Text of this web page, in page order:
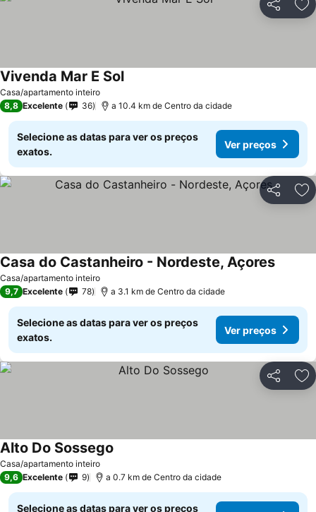
Partilhar
Casa/apartamento inteiro
Vivenda Mar E SolVer preços
8,8 Excelente 36 a 10.4 km de Centro da cidade
Selecione as datas para ver os preços
exatos.
Ver preços
Partilhar
Casa/apartamento inteiro
Casa do Castanheiro - Nordeste, AçoresVer
9,7 Excelente 78 a 3.1 km de Centro da cidade
Selecione as datas para ver os preços
exatos.
Ver preços
Partilhar
Casa/apartamento inteiro
Alto Do Sossego
9,6 Excelente 9 a 0.7 km de Centro da cidade
Selecione as datas para ver os preços